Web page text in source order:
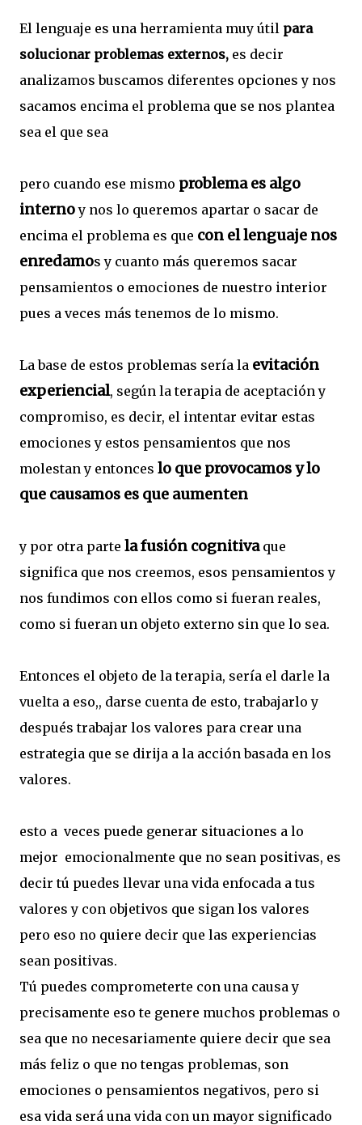
El lenguaje es una herramienta muy útil para
solucionar problemas externos, es decir
analizamos buscamos diferentes opciones y nos
sacamos encima el problema que se nos plantea
sea el que sea
pero cuando ese mismo problema es algo
interno y nos lo queremos apartar o sacar de
encima el problema es que con el lenguaje nos
enredamos y cuanto más queremos sacar
pensamientos o emociones de nuestro interior
pues a veces más tenemos de lo mismo.
La base de estos problemas sería la evitación
experiencial, según la terapia de aceptación y
compromiso, es decir, el intentar evitar estas
emociones y estos pensamientos que nos
molestan y entonces lo que provocamos y lo
que causamos es que aumenten
y por otra parte la fusión cognitivaque
significa que nos creemos, esos pensamientos y
nos fundimos con ellos como si fueran reales,
como si fueran un objeto externo sin que lo sea.
Entonces el objeto de la terapia, sería el darle la
vuelta a eso,, darse cuenta de esto, trabajarlo y
después trabajar los valores para crear una
estrategia que se dirija a la acción basada en los
valores.
esto a veces puede generar situaciones a lo
mejor emocionalmente que no sean positivas, es
decir tú puedes llevar una vida enfocada a tus
valores y con objetivos que sigan los valores
pero eso no quiere decir que las experiencias
sean positivas.
Tú puedes comprometerte con una causa y
precisamente eso te genere muchos problemas o
sea que no necesariamente quiere decir que sea
más feliz o que no tengas problemas, son
emociones o pensamientos negativos, pero si
esa vida será una vida con un mayor significado